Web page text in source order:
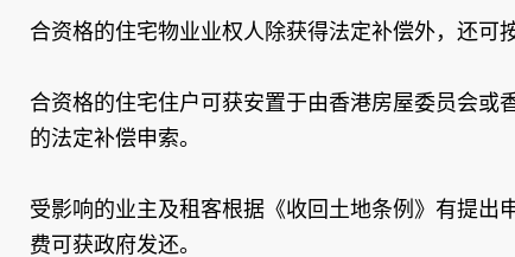
合资格的住宅物业业权人除获得法定补偿外，还可
合资格的住宅住户可获安置于由香港房屋委员会
的法定补偿申索。
受影响的业主及租客根据《收回土地条例》有提
费可获政府发还。